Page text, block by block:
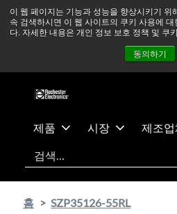
이 웹 페이지는 기능과 성능을 향상시키기 위
속 검색하시면 이 웹 사이트의 쿠키 사용에
다. 자세한 내용은 개인 정보 보호 정책 및 쿠
동의하기
츠
건
중동 지역 상황을 지속적으로 주시
정상적으로 운영되고 있습
뉴스
문의
제품 시장 제조업
검색
홈 SZP35126-55RL